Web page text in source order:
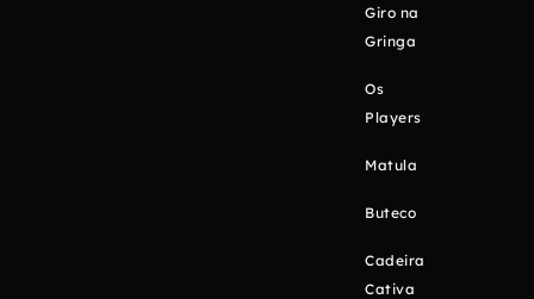
Giro na
Gringa
Os
Players
Matula
Buteco
Cadeira
Cativa